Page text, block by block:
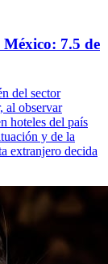
México: 7.5 de
del sector
al observar
hoteles del país
y de la
extranjero decida